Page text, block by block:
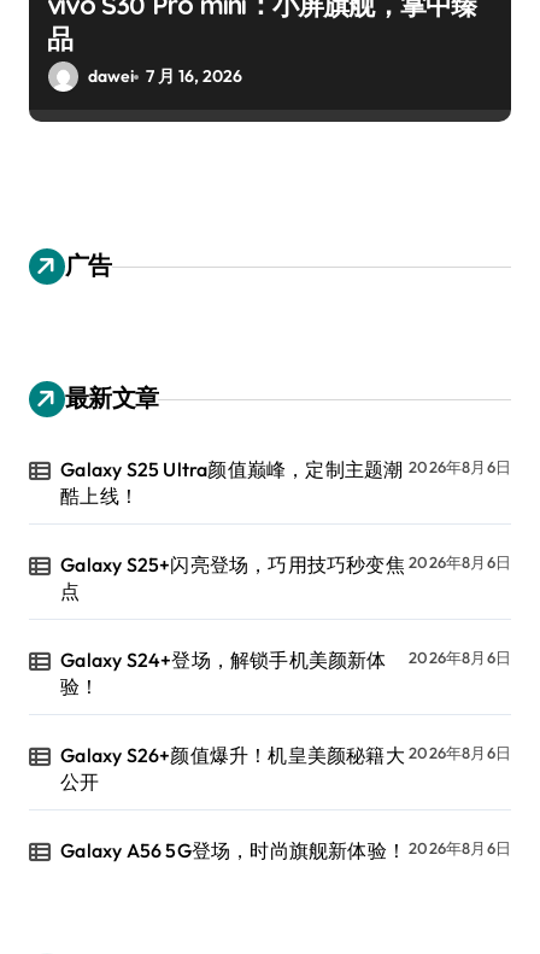
品
dawei 7 月 16, 2026
广告
最新文章
Galaxy S25 Ultra颜值巅峰，定制主题潮
酷上线！
2026年8月6日
Galaxy S25+闪亮登场，巧用技巧秒变焦
点
2026年8月6日
Galaxy S24+登场，解锁手机美颜新体
验！
2026年8月6日
Galaxy S26+颜值爆升！机皇美颜秘籍大
公开
2026年8月6日
Galaxy A56 5G登场，时尚旗舰新体验！ 2026年8月6日